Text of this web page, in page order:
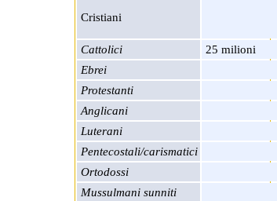
Cristiani
Cattolici
25 milioni
Ebrei
Protestanti
Anglicani
Luterani
Pentecostali/carismatici
Ortodossi
Mussulmani sunniti